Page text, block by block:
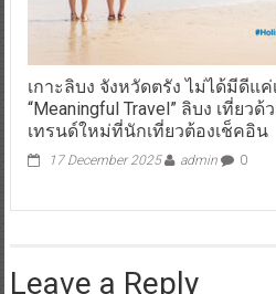
เกาะลิบง จังหวัดตรัง ไม่ได้มีดีแ
“Meaningful Travel” ลิบง เที่ยว
เทรนด์ใหม่ที่นักเที่ยวต้องเช็คอิน
17 December 2025 admin 0
Leave a Reply